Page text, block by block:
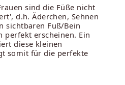
sind die Füße nicht
d.h. Äderchen, Sehnen
sichtbaren Fuß/Bein
perfekt erscheinen. Ein
diese kleinen
somit für die perfekte